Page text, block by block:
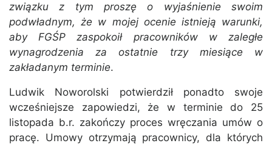
związku z tym proszę o wyjaśnienie swoim
podwładnym, że w mojej ocenie istnieją warunki,
aby FGŚP zaspokoił pracowników w zaległe
wynagrodzenia za ostatnie trzy miesiące w
zakładanym terminie.
Ludwik Noworolski potwierdził ponadto swoje
wcześniejsze zapowiedzi, że w terminie do 25
listopada b.r. zakończy proces wręczania umów o
pracę. Umowy otrzymają pracownicy, dla których